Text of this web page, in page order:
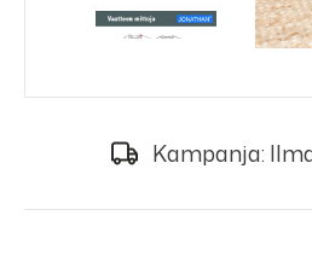
Kampanja: